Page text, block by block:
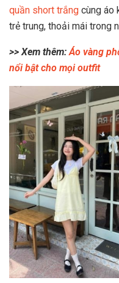
quần short trắng cùng áo
trẻ trung, thoải mái trong
>> Xem thêm: Áo vàng
nổi bật cho mọi outfit